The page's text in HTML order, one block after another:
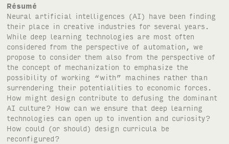
Résumé
Neural artificial intelligences (AI) have been finding
their place in creative industries for several years.
While deep learning technologies are most often
considered from the perspective of automation, we
propose to consider them also from the perspective of
the concept of mechanization to emphasize the
possibility of working “with” machines rather than
surrendering their potentialities to economic forces.
How might design contribute to defusing the dominant
AI culture? How can we ensure that deep learning
technologies can open up to invention and curiosity?
How could (or should) design curricula be
reconfigured?